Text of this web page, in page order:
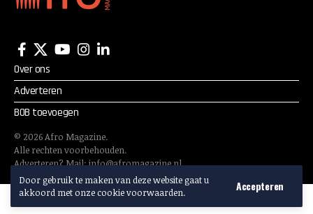
Door gebruik te maken van deze website gaat u
akkoord met onze cookie voorwaarden.
Accepteren
Over ons
Adverteren
BOB toevoegen
© 2026Afro Magazine.
Alle rechten voorbehouden.
Adverteren? Mail:info@afromagazine.nl